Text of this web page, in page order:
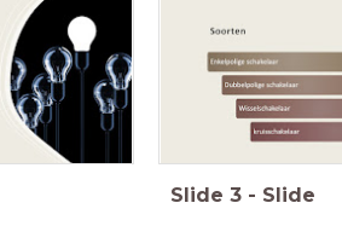
Slide 3 - Slide